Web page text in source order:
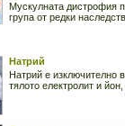
Мускулната дистрофия
група от редки
Натрий
Натрий е изключително
тялото електролит и йон,